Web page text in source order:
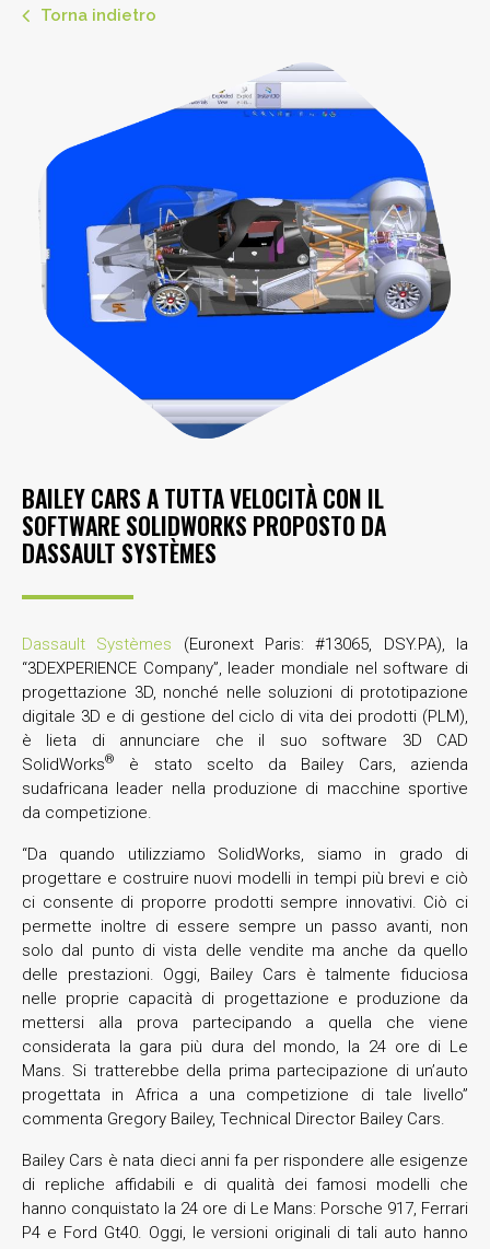
Torna indietro
BAILEY CARS A TUTTA VELOCITÀ CON IL
SOFTWARE SOLIDWORKS PROPOSTO DA
DASSAULT SYSTÈMES
Dassault Systèmes (Euronext Paris: #13065, DSY.PA), la
“3DEXPERIENCE Company”, leader mondiale nel software di
progettazione 3D, nonché nelle soluzioni di prototipazione
digitale 3D e di gestione del ciclo di vita dei prodotti (PLM),
è lieta di annunciare che il suo software 3D CAD
SolidWorks®
è stato scelto da Bailey Cars, azienda
sudafricana leader nella produzione di macchine sportive
da competizione.
“Da quando utilizziamo SolidWorks, siamo in grado di
progettare e costruire nuovi modelli in tempi più brevi e ciò
ci consente di proporre prodotti sempre innovativi. Ciò ci
permette inoltre di essere sempre un passo avanti, non
solo dal punto di vista delle vendite ma anche da quello
delle prestazioni. Oggi, Bailey Cars è talmente fiduciosa
nelle proprie capacità di progettazione e produzione da
mettersi alla prova partecipando a quella che viene
considerata la gara più dura del mondo, la 24 ore di Le
Mans. Si tratterebbe della prima partecipazione di un’auto
progettata in Africa a una competizione di tale livello”
commenta Gregory Bailey, Technical Director Bailey Cars.
Bailey Cars è nata dieci anni fa per rispondere alle esigenze
di repliche affidabili e di qualità dei famosi modelli che
hanno conquistato la 24 ore di Le Mans: Porsche 917, Ferrari
P4 e Ford Gt40. Oggi, le versioni originali di tali auto hanno